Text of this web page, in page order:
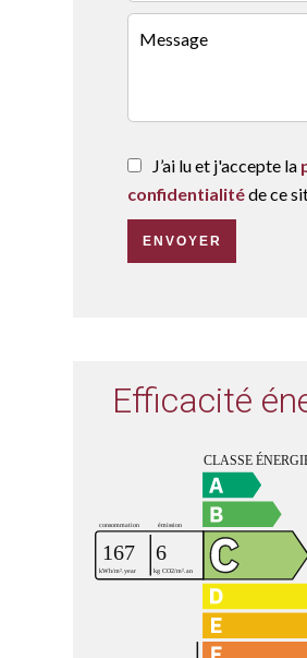
J’ai lu et j'accepte la
confidentialitéde ce
ENVOYER
Efficacité